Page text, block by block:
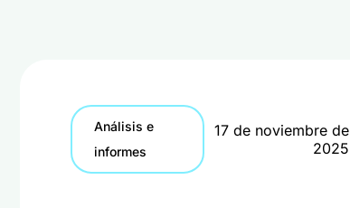
Análisis e
informes
17 de noviembre de
2025